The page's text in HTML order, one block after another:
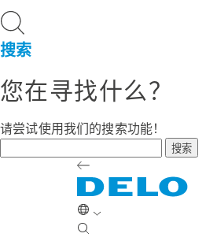
搜索
您在寻找什么？
请尝试使用我们的搜索功能！
搜索